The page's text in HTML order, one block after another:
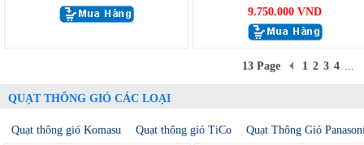
9.750.000 VND
13 Page 1 2 3 4 ...
QUẠT THÔNG GIÓ CÁC LOẠI
Quạt thông gió Komasu Quạt thông gió TiCo Quạt Thông Gió